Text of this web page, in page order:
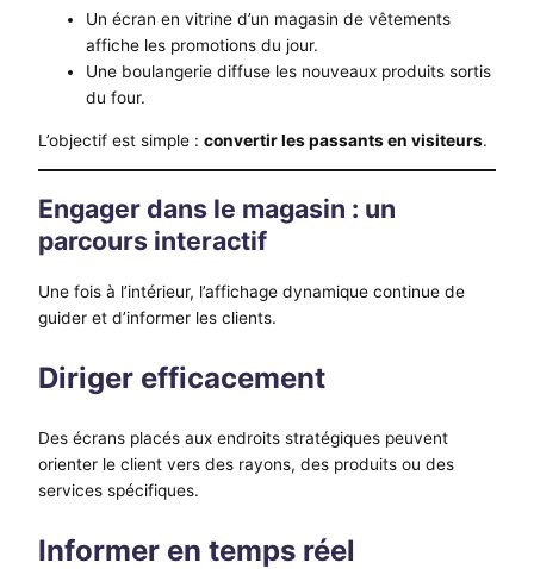
Un écran en vitrine d’un magasin de vêtements
affiche les promotions du jour.
Une boulangerie diffuse les nouveaux produits sortis
du four.
L’objectif est simple : convertir les passants en visiteurs.
Engager dans le magasin : un
parcours interactif
Une fois à l’intérieur, l’affichage dynamique continue de
guider et d’informer les clients.
Diriger efficacement
Des écrans placés aux endroits stratégiques peuvent
orienter le client vers des rayons, des produits ou des
services spécifiques.
Informer en temps réel